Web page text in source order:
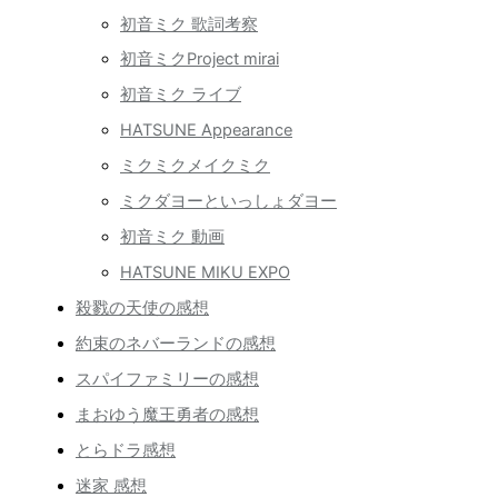
初音ミク 歌詞考察
初音ミクProject mirai
初音ミク ライブ
HATSUNE Appearance
ミクミクメイクミク
ミクダヨーといっしょダヨー
初音ミク 動画
HATSUNE MIKU EXPO
殺戮の天使の感想
約束のネバーランドの感想
スパイファミリーの感想
まおゆう魔王勇者の感想
とらドラ感想
迷家 感想